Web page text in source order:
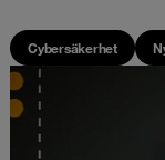
Cybersäkerhet